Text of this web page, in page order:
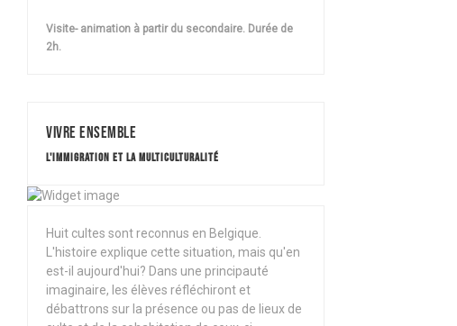
Visite- animation à partir du secondaire. Durée de
2h.
Vivre ensemble
L'IMMIGRATION ET LA MULTICULTURALITÉ
Huit cultes sont reconnus en Belgique.
L'histoire explique cette situation, mais qu'en
est-il aujourd'hui? Dans une principauté
imaginaire, les élèves réfléchiront et
débattrons sur la présence ou pas de lieux de